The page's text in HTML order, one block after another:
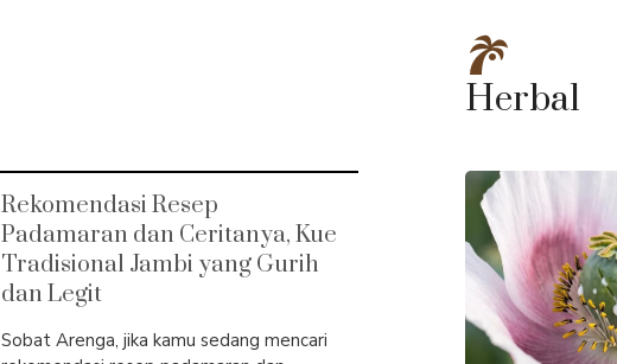
Rekomendasi Resep
Padamaran dan Ceritanya, Kue
Tradisional Jambi yang Gurih
dan Legit
Sobat Arenga, jika kamu sedang mencari
Herbal